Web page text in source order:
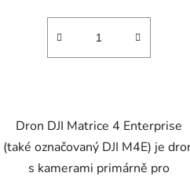
z
Dron DJI Matrice 4 Enterprise
(také označovaný DJI M4E) je
s kamerami primárně pro